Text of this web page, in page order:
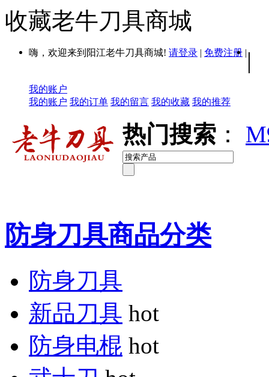
收藏老牛刀具商城
嗨，欢迎来到阳江老牛刀具商城! 请登录 | 免费注册 | |
我的账户
我的账户 我的订单 我的留言 我的收藏 我的推荐
热门搜索 ：
防身刀具商品分类
防身刀具
新品刀具 hot
防身电棍 hot